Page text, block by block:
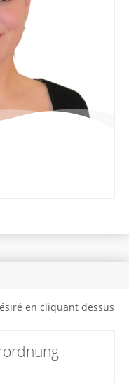
en cliquant dessus